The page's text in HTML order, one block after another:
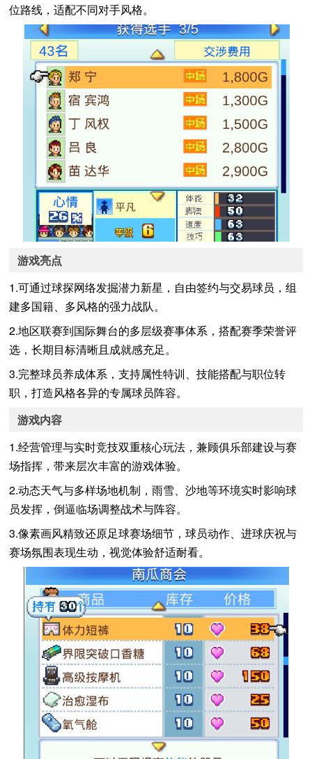
位路线，适配不同对手风格。
游戏亮点
1.可通过球探网络发掘潜力新星，自由签约与交易球员，组
建多国籍、多风格的强力战队。
2.地区联赛到国际舞台的多层级赛事体系，搭配赛季荣誉评
选，长期目标清晰且成就感充足。
3.完整球员养成体系，支持属性特训、技能搭配与职位转
职，打造风格各异的专属球员阵容。
游戏内容
1.经营管理与实时竞技双重核心玩法，兼顾俱乐部建设与赛
场指挥，带来层次丰富的游戏体验。
2.动态天气与多样场地机制，雨雪、沙地等环境实时影响球
员发挥，倒逼临场调整战术与阵容。
3.像素画风精致还原足球赛场细节，球员动作、进球庆祝与
赛场氛围表现生动，视觉体验舒适耐看。